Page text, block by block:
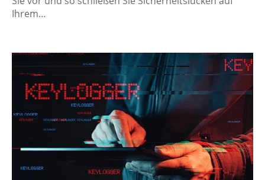
Ihrem…